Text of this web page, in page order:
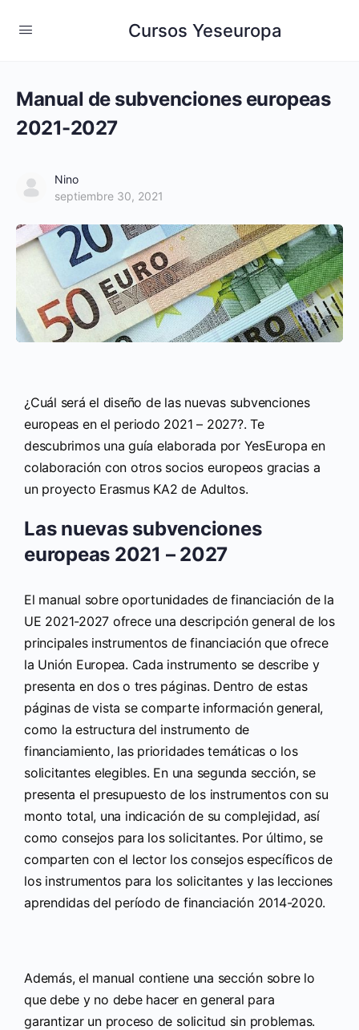
Cursos Yeseuropa
Manual de subvenciones europeas
2021-2027
Nino
septiembre 30, 2021
¿Cuál será el diseño de las nuevas subvenciones
europeas en el periodo 2021 – 2027?. Te
descubrimos una guía elaborada por YesEuropa en
colaboración con otros socios europeos gracias a
un proyecto Erasmus KA2 de Adultos.
Las nuevas subvenciones
europeas 2021 – 2027
El manual sobre oportunidades de financiación de la
UE 2021-2027 ofrece una descripción general de los
principales instrumentos de financiación que ofrece
la Unión Europea. Cada instrumento se describe y
presenta en dos o tres páginas. Dentro de estas
páginas de vista se comparte información general,
como la estructura del instrumento de
financiamiento, las prioridades temáticas o los
solicitantes elegibles. En una segunda sección, se
presenta el presupuesto de los instrumentos con su
monto total, una indicación de su complejidad, así
como consejos para los solicitantes. Por último, se
comparten con el lector los consejos específicos de
los instrumentos para los solicitantes y las lecciones
aprendidas del período de financiación 2014-2020.
Además, el manual contiene una sección sobre lo
que debe y no debe hacer en general para
garantizar un proceso de solicitud sin problemas.